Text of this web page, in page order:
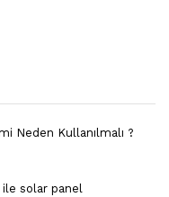
Neden Kullanılmalı ?
ile solar panel